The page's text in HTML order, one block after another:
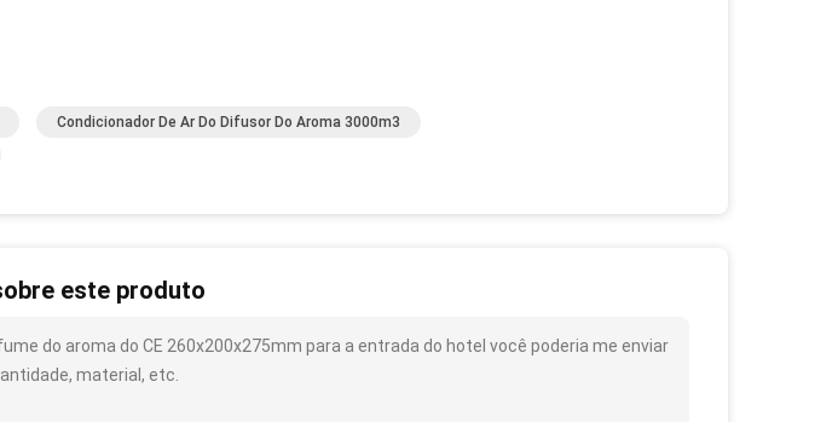
Condicionador De Ar Do Difusor Do Aroma 3000m3
este produto
do aroma do CE 260x200x275mm para a entrada do hotel você poderia me enviar
material, etc.